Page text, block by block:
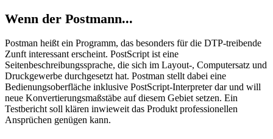
Wenn der Postmann...
Postman heißt ein Programm, das besonders für die DTP-treibende
Zunft interessant erscheint. PostScript ist eine
Seitenbeschreibungssprache, die sich im Layout-, Computersatz und
Druckgewerbe durchgesetzt hat. Postman stellt dabei eine
Bedienungsoberfläche inklusive PostScript-Interpreter dar und will
neue Konvertierungsmaßstäbe auf diesem Gebiet setzen. Ein
Testbericht soll klären inwieweit das Produkt professionellen
Ansprüchen genügen kann.